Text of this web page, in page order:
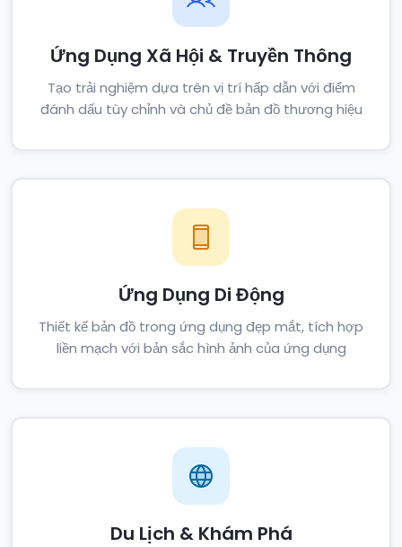
Ứng Dụng Xã Hội & Truyền Thông
Tạo trải nghiệm dựa trên vị trí hấp dẫn với điểm
đánh dấu tùy chỉnh và chủ đề bản đồ thương hiệu
Ứng Dụng Di Động
Thiết kế bản đồ trong ứng dụng đẹp mắt, tích hợp
liền mạch với bản sắc hình ảnh của ứng dụng
Du Lịch & Khám Phá